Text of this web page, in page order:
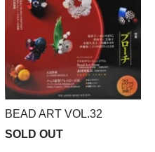
BEAD ART VOL.32
SOLD OUT